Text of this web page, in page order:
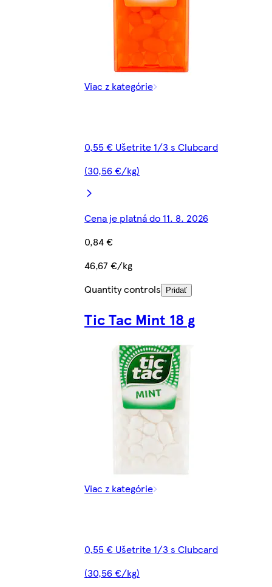
Viac z kategórie
0,55 € Ušetrite 1/3 s Clubcard
(30,56 €/kg)
Cena je platná do 11. 8. 2026
0,84 €
46,67 €/kg
Quantity controls
Pridať
Tic Tac Mint 18 g
Viac z kategórie
0,55 € Ušetrite 1/3 s Clubcard
(30,56 €/kg)